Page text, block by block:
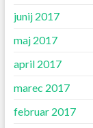
junij 2017
maj 2017
april 2017
marec 2017
februar 2017